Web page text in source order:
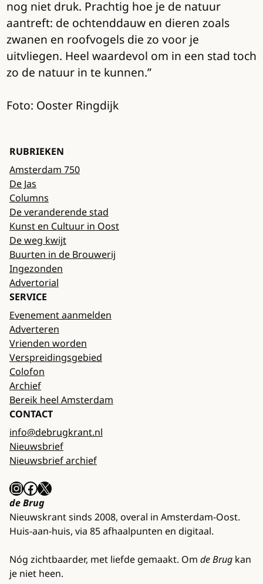
nog niet druk. Prachtig hoe je de natuur
aantreft: de ochtenddauw en dieren zoals
zwanen en roofvogels die zo voor je
uitvliegen. Heel waardevol om in een stad toch
zo de natuur in te kunnen.”
Foto: Ooster Ringdijk
RUBRIEKEN
Amsterdam 750
De Jas
Columns
De veranderende stad
Kunst en Cultuur in Oost
De weg kwijt
Buurten in de Brouwerij
Ingezonden
Advertorial
SERVICE
Evenement aanmelden
Adverteren
Vrienden worden
Verspreidingsgebied
Colofon
Archief
Bereik heel Amsterdam
CONTACT
info@debrugkrant.nl
Nieuwsbrief
Nieuwsbrief archief
InstagramFacebook X
de Brug
Nieuwskrant sinds 2008, overal in Amsterdam-Oost.
Huis-aan-huis, via 85 afhaalpunten en digitaal.
Nóg zichtbaarder, met liefde gemaakt. Om de Brug kan
je niet heen.